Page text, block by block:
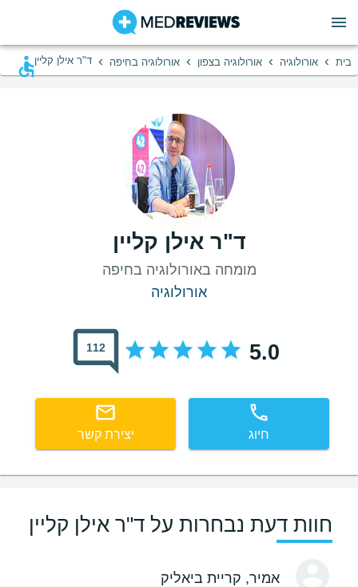
בית › אורולוגיה › אורולוגיה בצפון › אורולוגיה בחיפה › ד"ר אילן קליין
ד"ר אילן קליין
מומחה באורולוגיה בחיפה
אורולוגיה
5.0
112
חיוג יצירת קשר
חוות דעת נבחרות על ד"ר אילן קליין
אמיר, קריית ביאליק